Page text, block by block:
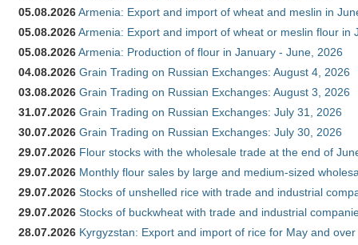
05.08.2026Armenia: Export and import of wheat and meslin in
05.08.2026Armenia: Export and import of wheat or meslin flour in
05.08.2026Armenia: Production of flour in January - June, 2026
04.08.2026 Grain Trading on Russian Exchanges: August 4, 2026
03.08.2026 Grain Trading on Russian Exchanges: August 3, 2026
31.07.2026 Grain Trading on Russian Exchanges: July 31, 2026
30.07.2026 Grain Trading on Russian Exchanges: July 30, 2026
29.07.2026 Flour stocks with the wholesale trade at the end of
29.07.2026 Monthly flour sales by large and medium-sized
29.07.2026 Stocks of unshelled rice with trade and industrial
29.07.2026 Stocks of buckwheat with trade and industrial
28.07.2026 Kyrgyzstan: Export and import of rice for May and